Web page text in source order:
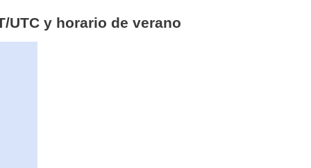
UTC y horario de verano